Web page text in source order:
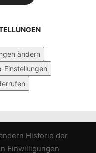
ändern
Einstellungen
Historie der
Einwilligungen